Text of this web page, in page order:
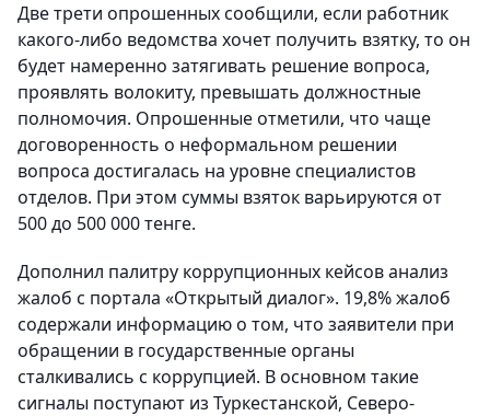
Две трети опрошенных сообщили, если работник
какого-либо ведомства хочет получить взятку, то он
будет намеренно затягивать решение вопроса,
проявлять волокиту, превышать должностные
полномочия. Опрошенные отметили, что чаще
договоренность о неформальном решении
вопроса достигалась на уровне специалистов
отделов. При этом суммы взяток варьируются от
500 до 500 000 тенге.
Дополнил палитру коррупционных кейсов анализ
жалоб с портала «Открытый диалог». 19,8% жалоб
содержали информацию о том, что заявители при
обращении в государственные органы
сталкивались с коррупцией. В основном такие
сигналы поступают из Туркестанской, Северо-